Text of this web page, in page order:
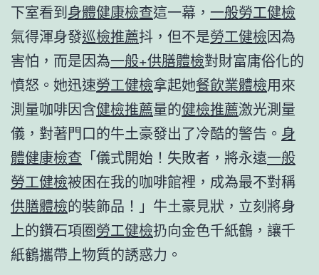
下室看到身體健康檢查這一幕， 一般勞工健檢
氣得渾身發巡檢推薦抖，但不是勞工健檢因為
害怕，而是因為一般+供膳體檢對財富庸俗化的
憤怒。她迅速勞工健檢拿起她餐飲業體檢用來
測量咖啡因含健檢推薦量的健檢推薦激光測量
儀，對著門口的牛土豪發出了冷酷的警告。 身
體健康檢查 「儀式開始！失敗者，將永遠一般
勞工健檢被困在我的咖啡館裡，成為最不對稱
供膳體檢的裝飾品！」牛土豪見狀，立刻將身
上的鑽石項圈勞工健檢扔向金色千紙鶴，讓千
紙鶴攜帶上物質的誘惑力。